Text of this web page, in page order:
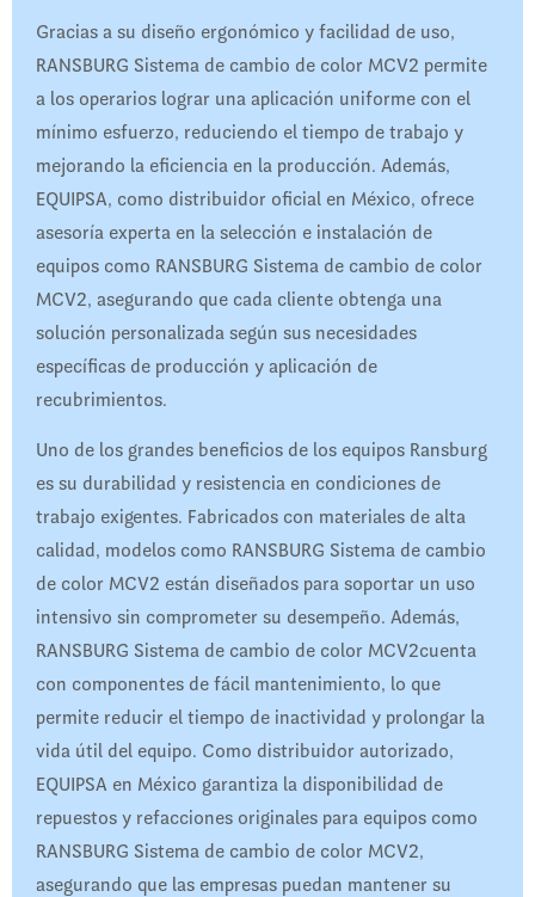
Gracias a su diseño ergonómico y facilidad de uso,
RANSBURG Sistema de cambio de color MCV2 permite
a los operarios lograr una aplicación uniforme con el
mínimo esfuerzo, reduciendo el tiempo de trabajo y
mejorando la eficiencia en la producción. Además,
EQUIPSA, como distribuidor oficial en México, ofrece
asesoría experta en la selección e instalación de
equipos como RANSBURG Sistema de cambio de color
MCV2, asegurando que cada cliente obtenga una
solución personalizada según sus necesidades
específicas de producción y aplicación de
recubrimientos.
Uno de los grandes beneficios de los equipos Ransburg
es su durabilidad y resistencia en condiciones de
trabajo exigentes. Fabricados con materiales de alta
calidad, modelos como RANSBURG Sistema de cambio
de color MCV2 están diseñados para soportar un uso
intensivo sin comprometer su desempeño. Además,
RANSBURG Sistema de cambio de color MCV2cuenta
con componentes de fácil mantenimiento, lo que
permite reducir el tiempo de inactividad y prolongar la
vida útil del equipo. Como distribuidor autorizado,
EQUIPSA en México garantiza la disponibilidad de
repuestos y refacciones originales para equipos como
RANSBURG Sistema de cambio de color MCV2,
asegurando que las empresas puedan mantener su